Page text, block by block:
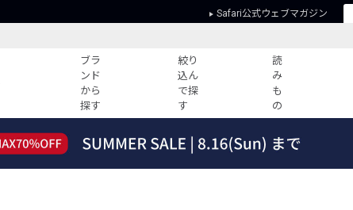
Safari公式ウェブマガジン
ブラ
ンド
から
探す
絞り
込ん
で探
す
読
み
も
の
すべての記事